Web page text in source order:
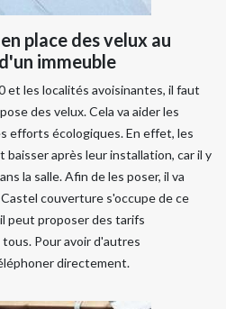
place des velux au
immeuble
et les localités avoisinantes, il faut
des velux. Cela va aider les
efforts écologiques. En effet, les
après leur installation, car il y
la salle. Afin de les poser, il va
couverture s'occupe de ce
peut proposer des tarifs
Pour avoir d'autres
directement.